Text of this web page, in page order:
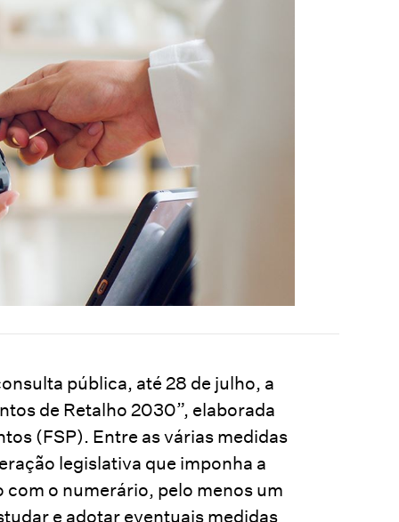
pública, até 28 de julho, a
de Retalho 2030”, elaborada
(FSP). Entre as várias medidas
legislativa que imponha a
o numerário, pelo menos um
e adotar eventuais medidas